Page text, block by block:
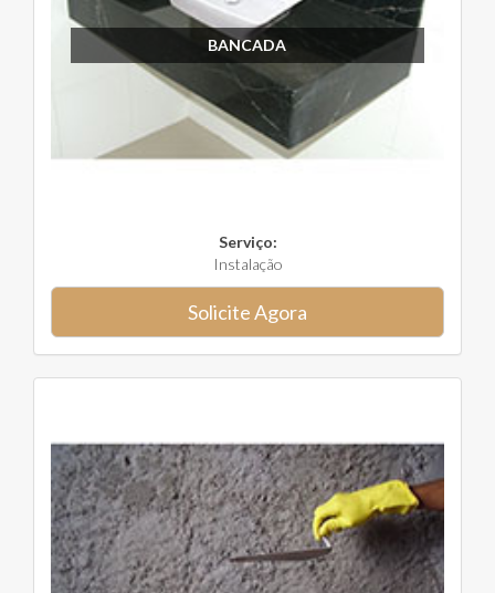
BANCADA
Serviço:
Instalação
Solicite Agora